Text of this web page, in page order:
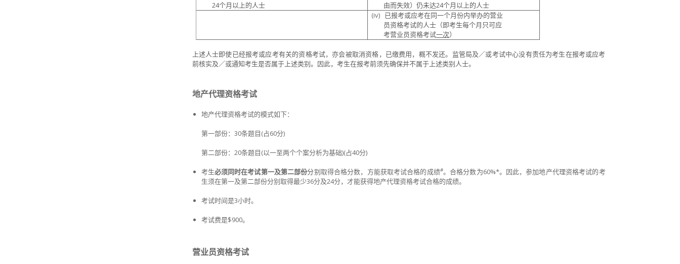
24个月以上的人士
由而失效）仍未达24个月以上的人士
(iv) 已报考或应考在同一个月份内举办的营业
员资格考试的人士（即考生每个月只可应
考营业员资格考试一次）
上述人士即使已经报考或应考有关的资格考试，亦会被取消资格，已缴费用，概不发还。监管局及／或考试中心没有责任为考生在报考或应考
前核实及／或通知考生是否属于上述类别。因此，考生在报考前须先确保并不属于上述类别人士。
地产代理资格考试
地产代理资格考试的模式如下：
第一部份：30条题目(占60分)
第二部份：20条题目(以一至两个个案分析为基础)(占40分)
考生必须同时在考试第一及第二部份分别取得合格分数，方能获取考试合格的成绩#。合格分数为60%*。因此，参加地产代理资格考试的考
生须在第一及第二部份分别取得最少36分及24分，才能获得地产代理资格考试合格的成绩。
考试时间是3小时。
考试费是$900。
营业员资格考试